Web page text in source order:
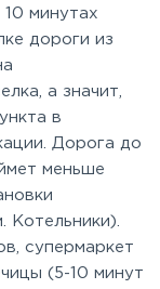
минутах
дороги из
а значит,
в
Дорога до
меньше
Котельники).
супермаркет
(5-10 минут